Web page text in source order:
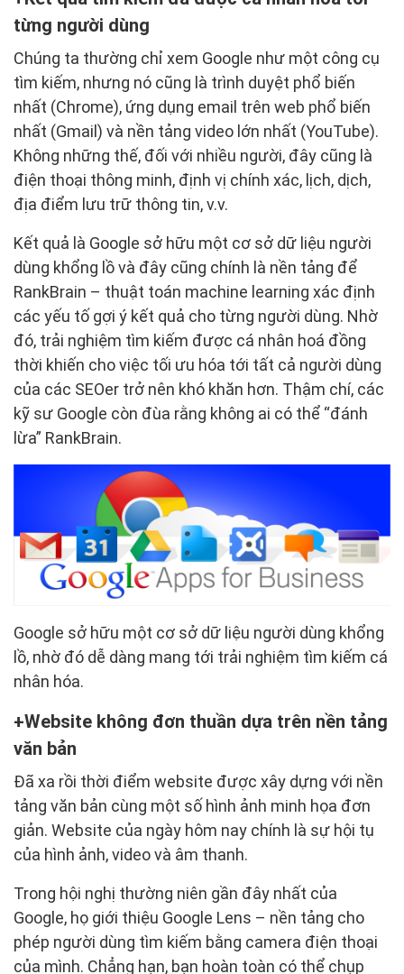
từng người dùng
Chúng ta thường chỉ xem Google như một công cụ
tìm kiếm, nhưng nó cũng là trình duyệt phổ biến
nhất (Chrome), ứng dụng email trên web phổ biến
nhất (Gmail) và nền tảng video lớn nhất (YouTube).
Không những thế, đối với nhiều người, đây cũng là
điện thoại thông minh, định vị chính xác, lịch, dịch,
địa điểm lưu trữ thông tin, v.v.
Kết quả là Google sở hữu một cơ sở dữ liệu người
dùng khổng lồ và đây cũng chính là nền tảng để
RankBrain – thuật toán machine learning xác định
các yếu tố gợi ý kết quả cho từng người dùng. Nhờ
đó, trải nghiệm tìm kiếm được cá nhân hoá đồng
thời khiến cho việc tối ưu hóa tới tất cả người dùng
của các SEOer trở nên khó khăn hơn. Thậm chí, các
kỹ sư Google còn đùa rằng không ai có thể “đánh
lừa” RankBrain.
Google sở hữu một cơ sở dữ liệu người dùng khổng
lồ, nhờ đó dễ dàng mang tới trải nghiệm tìm kiếm cá
nhân hóa.
Website không đơn thuần dựa trên nền tảng
văn bản
Đã xa rồi thời điểm website được xây dựng với nền
tảng văn bản cùng một số hình ảnh minh họa đơn
giản. Website của ngày hôm nay chính là sự hội tụ
của hình ảnh, video và âm thanh.
Trong hội nghị thường niên gần đây nhất của
Google, họ giới thiệu Google Lens – nền tảng cho
phép người dùng tìm kiếm bằng camera điện thoại
của mình. Chẳng hạn, bạn hoàn toàn có thể chụp